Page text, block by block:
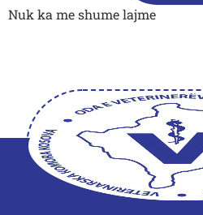
Nuk ka me shume lajme